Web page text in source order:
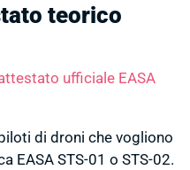
teorico
ufficiale EASA
di droni che vogliono
EASA STS-01 o STS-02.